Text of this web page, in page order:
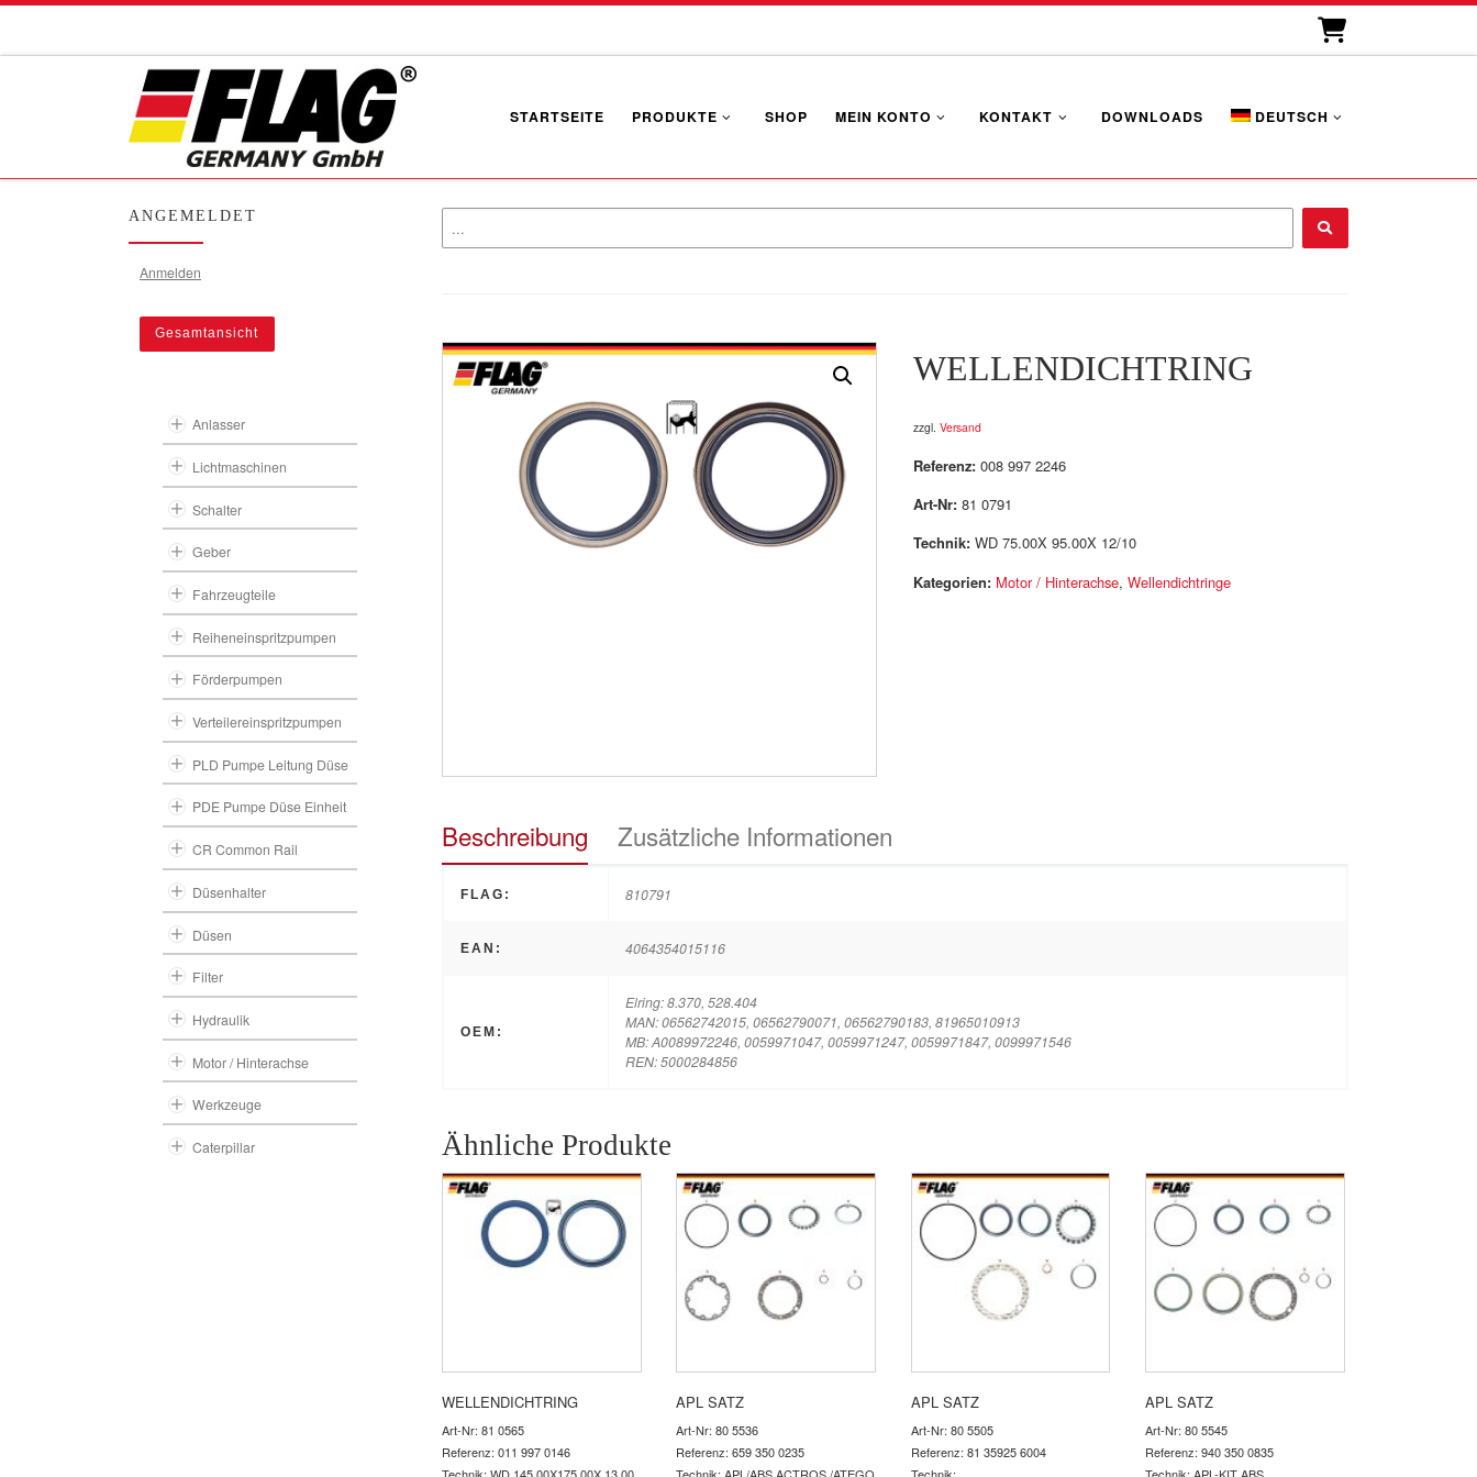
STARTSEITE PRODUKTE SHOP MEIN KONTO KONTAKT DOWNLOADS DEUTSCH
WELLENDICHTRING
zzgl. Versand
Referenz: 008 997 2246
Art-Nr: 81 0791
Technik: WD 75.00X 95.00X 12/10
Kategorien: Motor / Hinterachse, Wellendichtringe
Beschreibung Zusätzliche Informationen
FLAG: 810791
EAN: 4064354015116
OEM:
Elring: 8.370, 528.404
MAN: 06562742015, 06562790071, 06562790183, 81965010913
MB: A0089972246, 0059971047, 0059971247, 0059971847, 0099971546
REN: 5000284856
Ähnliche Produkte
WELLENDICHTRING
Art-Nr: 81 0565
Referenz: 011 997 0146
Technik: WD 145.00X175.00X 13.00
APL SATZ
Art-Nr: 80 5536
Referenz: 659 350 0235
Technik: APL/ABS ACTROS /ATEGO
APL SATZ
Art-Nr: 80 5505
Referenz: 81 35925 6004
Technik:
APL SATZ
Art-Nr: 80 5545
Referenz: 940 350 0835
Technik: APL-KIT ABS
ANGEMELDET
Anmelden
Gesamtansicht
Anlasser
Lichtmaschinen
Schalter
Geber
Fahrzeugteile
Reiheneinspritzpumpen
Förderpumpen
Verteilereinspritzpumpen
PLD Pumpe Leitung Düse
PDE Pumpe Düse Einheit
CR Common Rail
Düsenhalter
Düsen
Filter
Hydraulik
Motor / Hinterachse
Werkzeuge
Caterpillar